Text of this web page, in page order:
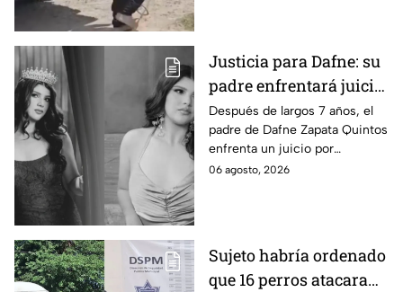
Justicia para Dafne: su
padre enfrentará juicio
por presunto abuso
cometido en 2019 en
Tamaulipas
Después de largos 7 años, el
padre de Dafne Zapata Quintos
enfrenta un juicio por
presuntamente abusar de la
06 agosto, 2026
Sujeto habría ordenado
que 16 perros atacaran